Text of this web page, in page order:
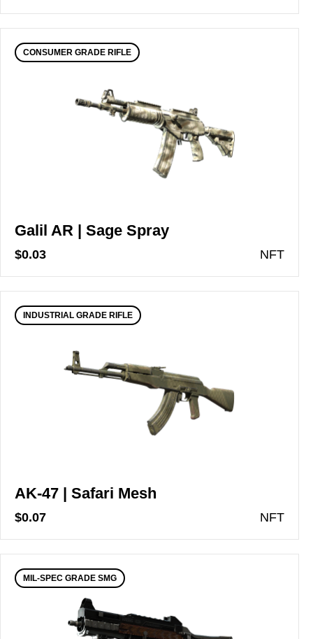
CONSUMER GRADE RIFLE
Galil AR | Sage Spray
$0.03 NFT
INDUSTRIAL GRADE RIFLE
AK-47 | Safari Mesh
$0.07 NFT
MIL-SPEC GRADE SMG